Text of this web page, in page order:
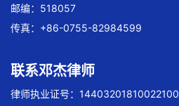
邮编：518057
传真：+86-0755-82984599
联系邓杰律师
律师执业证号：14403201810022100